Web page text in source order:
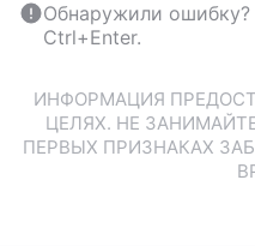
Обнаружили
Ctrl+Enter.
ИНФОРМАЦИЯ
ЦЕЛЯХ. НЕ
ПЕРВЫХ ПРИЗНАКАХ